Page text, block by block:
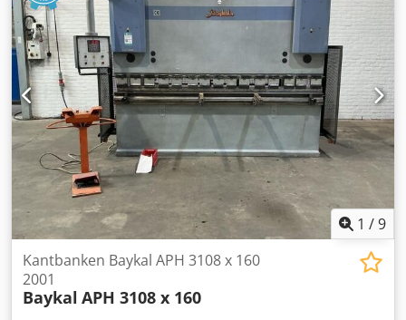
Baykal - Type aansturing: EC4-CNC - Vermogen [kW]: 11.0 -
Aantal assen [st.]: 3: Y1+Y2+X - Vermogen [ton]: 150 - Max.
werkbreedte [mm]: 3100 - Afstand tussen kolommen [mm]:
2550 - Max. slag [mm]: 260 - Bombering: CNC-gestuurd -
Gereedschapshouder: Quick-release - Type
gereedschapshouder: European-style -
Transportafmetingen: 3550mm x 1800mm x 2800mm (l x b
x h) - Transportgewicht [kg]: 10000kg - Transportcolli [st.]:
1 Financiële informatie BTW: De getoonde prijs is exclusief
BTW BTW/marge: BTW verrekenbaar voor ondernemers
Levering en inruil altijd mogelijk van alles in de industriële
sectoren Lukas van Rossum
1 /9
Kantbanken Baykal APH 3108 x 160
2001
Baykal APH 3108 x 160